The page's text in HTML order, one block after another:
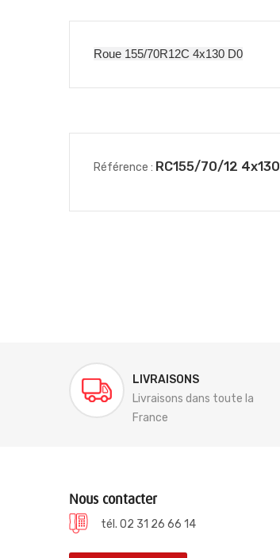
Roue 155/70R12C 4x130 D0
Référence : RC155/70/12 4x130
LIVRAISONS
Livraisons dans toute la
France
Nous contacter
tél. 02 31 26 66 14